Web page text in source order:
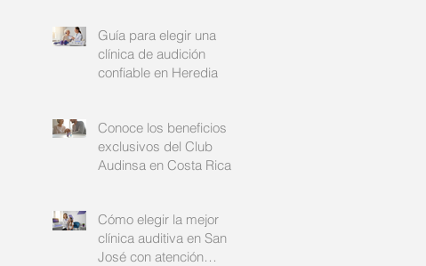
Guía para elegir una
clínica de audición
confiable en Heredia
Conoce los beneficios
exclusivos del Club
Audinsa en Costa Rica
Cómo elegir la mejor
clínica auditiva en San
José con atención